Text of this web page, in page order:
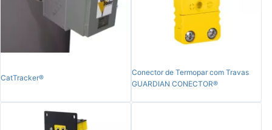
CatTracker®
Conector de Termopar com Travas
GUARDIAN CONECTOR®